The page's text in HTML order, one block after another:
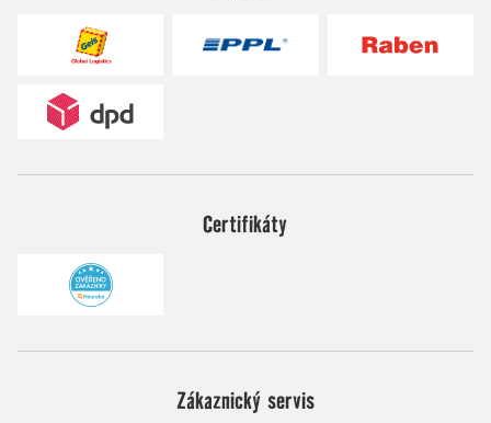
Certifikáty
Zákaznický servis